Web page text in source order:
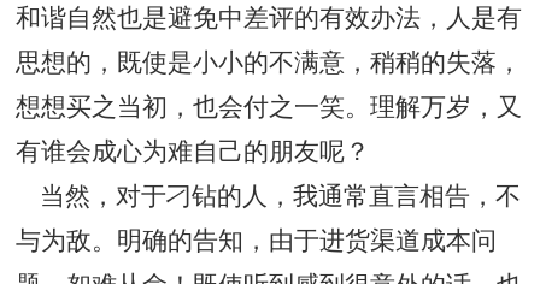
和谐自然也是避免中差评的有效办法，人是有
思想的，既使是小小的不满意，稍稍的失落，
想想买之当初，也会付之一笑。理解万岁，又
有谁会成心为难自己的朋友呢？
当然，对于刁钻的人，我通常直言相告，不
与为敌。明确的告知，由于进货渠道成本问